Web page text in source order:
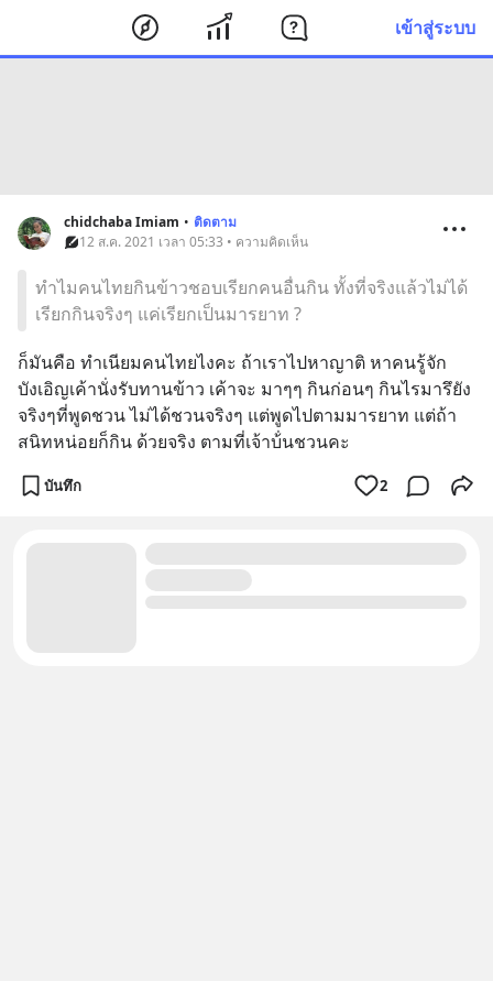
เข้าสู่ระบบ
chidchaba Imiam • ติดตาม
12 ส.ค. 2021 เวลา 05:33 • ความคิดเห็น
ทำไมคนไทยกินข้าวชอบเรียกคนอื่นกิน ทั้งที่จริงแล้วไม่ได้
เรียกกินจริงๆ แค่เรียกเป็นมารยาท ?
ก็มันคือ ทำเนียมคนไทยไงคะ ถ้าเราไปหาญาติ หาคนรู้จัก
บังเอิญเค้านั่งรับทานข้าว เค้าจะ มาๆๆ กินก่อนๆ กินไรมารึยัง
จริงๆที่พูดชวน ไม่ได้ชวนจริงๆ แต่พูดไปตามมารยาท แต่ถ้า
สนิทหน่อยก็กิน ด้วยจริง ตามที่เจ้าบ้่นชวนคะ
บันทึก 2